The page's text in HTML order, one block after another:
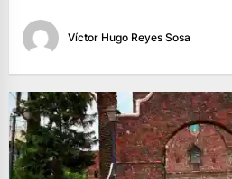
Víctor Hugo Reyes Sosa